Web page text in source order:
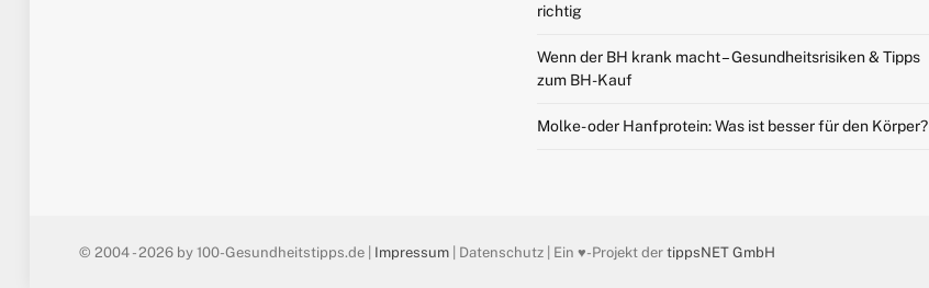
richtig
Wenn der BH krank macht – Gesundheitsrisiken & Tipps
zum BH-Kauf
Molke- oder Hanfprotein: Was ist besser für den Körper?
© 2004 - 2026 by 100-Gesundheitstipps.de | Impressum | Datenschutz | Ein ♥️-Projekt der tippsNET GmbH